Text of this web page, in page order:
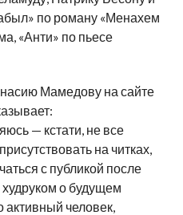
по роману «Менахем
«Анти» по пьесе
Мамедову на сайте
— кстати, не все
на читках,
с публикой после
худруком о будущем
человек,